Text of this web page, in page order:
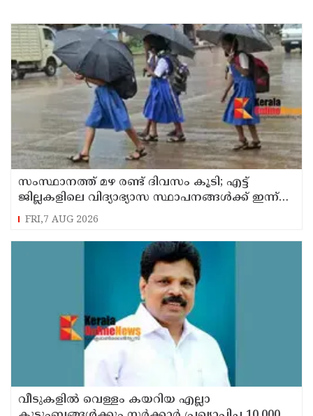
സംസ്ഥാനത്ത് മഴ രണ്ട് ദിവസം കൂടി; എട്ട്
ജില്ലകളിലെ വിദ്യാഭ്യാസ സ്ഥാപനങ്ങള്‍ക്ക് ഇന്ന്
അവധി
FRI,7 AUG 2026
വീടുകളില്‍ വെള്ളം കയറിയ എല്ലാ